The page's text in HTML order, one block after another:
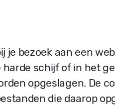
je bezoek aan een
schijf of in het
opgeslagen. De
die daarop